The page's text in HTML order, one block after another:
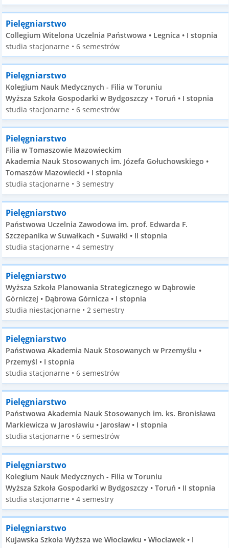
Pielęgniarstwo
Collegium Witelona Uczelnia Państwowa • Legnica • I stopnia
studia stacjonarne • 6 semestrów
Pielęgniarstwo
Kolegium Nauk Medycznych - Filia w Toruniu
Wyższa Szkoła Gospodarki w Bydgoszczy • Toruń • I stopnia
studia stacjonarne • 6 semestrów
Pielęgniarstwo
Filia w Tomaszowie Mazowieckim
Akademia Nauk Stosowanych im. Józefa Gołuchowskiego •
Tomaszów Mazowiecki • I stopnia
studia stacjonarne • 3 semestry
Pielęgniarstwo
Państwowa Uczelnia Zawodowa im. prof. Edwarda F.
Szczepanika w Suwałkach • Suwałki • II stopnia
studia stacjonarne • 4 semestry
Pielęgniarstwo
Wyższa Szkoła Planowania Strategicznego w Dąbrowie
Górniczej • Dąbrowa Górnicza • I stopnia
studia niestacjonarne • 2 semestry
Pielęgniarstwo
Państwowa Akademia Nauk Stosowanych w Przemyślu •
Przemyśl • I stopnia
studia stacjonarne • 6 semestrów
Pielęgniarstwo
Państwowa Akademia Nauk Stosowanych im. ks. Bronisława
Markiewicza w Jarosławiu • Jarosław • I stopnia
studia stacjonarne • 6 semestrów
Pielęgniarstwo
Kolegium Nauk Medycznych - Filia w Toruniu
Wyższa Szkoła Gospodarki w Bydgoszczy • Toruń • II stopnia
studia stacjonarne • 4 semestry
Pielęgniarstwo
Kujawska Szkoła Wyższa we Włocławku • Włocławek • I